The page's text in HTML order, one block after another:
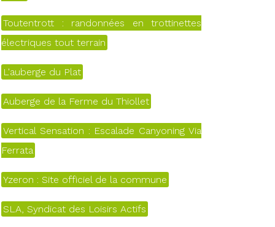
Toutentrott : randonnées en trottinettes
électriques tout terrain
L'auberge du Plat
Auberge de la Ferme du Thiollet
Vertical Sensation : Escalade Canyoning Via
Ferrata
Yzeron : Site officiel de la commune
SLA, Syndicat des Loisirs Actifs